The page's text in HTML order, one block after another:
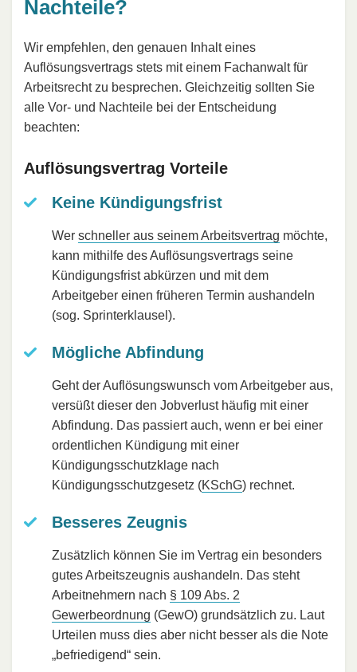
Nachteile?
Wir empfehlen, den genauen Inhalt eines
Auflösungsvertrags stets mit einem Fachanwalt für
Arbeitsrecht zu besprechen. Gleichzeitig sollten Sie
alle Vor- und Nachteile bei der Entscheidung
beachten:
Auflösungsvertrag Vorteile
Keine Kündigungsfrist
Wer schneller aus seinem Arbeitsvertrag möchte,
kann mithilfe des Auflösungsvertrags seine
Kündigungsfrist abkürzen und mit dem
Arbeitgeber einen früheren Termin aushandeln
(sog. Sprinterklausel).
Mögliche Abfindung
Geht der Auflösungswunsch vom Arbeitgeber aus,
versüßt dieser den Jobverlust häufig mit einer
Abfindung. Das passiert auch, wenn er bei einer
ordentlichen Kündigung mit einer
Kündigungsschutzklage nach
Kündigungsschutzgesetz (KSchG) rechnet.
Besseres Zeugnis
Zusätzlich können Sie im Vertrag ein besonders
gutes Arbeitszeugnis aushandeln. Das steht
Arbeitnehmern nach § 109 Abs. 2
Gewerbeordnung (GewO) grundsätzlich zu. Laut
Urteilen muss dies aber nicht besser als die Note
„befriedigend“ sein.